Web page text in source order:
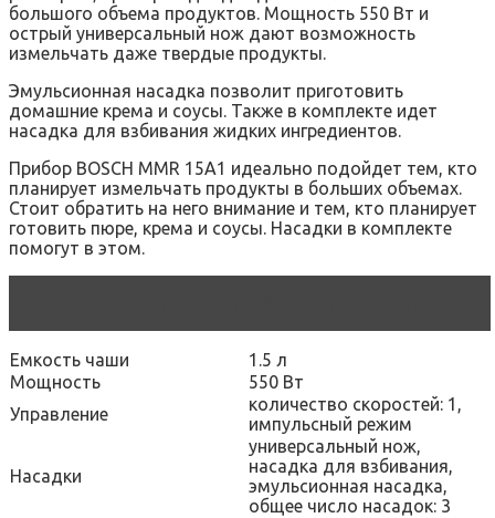
большого объема продуктов. Мощность 550 Вт и
острый универсальный нож дают возможность
измельчать даже твердые продукты.
Эмульсионная насадка позволит приготовить
домашние крема и соусы. Также в комплекте идет
насадка для взбивания жидких ингредиентов.
Прибор BOSCH MMR 15A1 идеально подойдет тем, кто
планирует измельчать продукты в больших объемах.
Стоит обратить на него внимание и тем, кто планирует
готовить пюре, крема и соусы. Насадки в комплекте
помогут в этом.
Емкость чаши
1.5 л
Мощность
550 Вт
Управление
количество скоростей: 1,
импульсный режим
Насадки
универсальный нож,
насадка для взбивания,
эмульсионная насадка,
общее число насадок: 3